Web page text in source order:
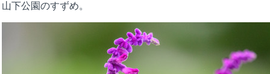
山下公園のすずめ。